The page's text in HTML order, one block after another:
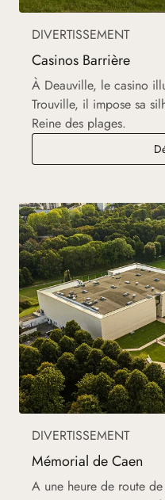
DIVERTISSEMENT
Casinos Barrière
À Deauville, le casino
Trouville, il impose sa
Reine des plages.
DIVERTISSEMENT
Mémorial de Caen
A une heure de route